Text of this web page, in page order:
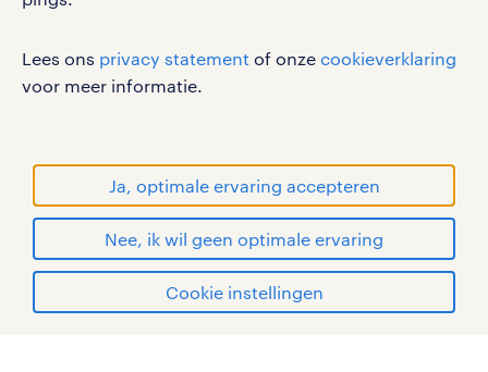
Lees ons privacy statement of onze cookieverklaring
voor meer informatie.
Ja, optimale ervaring accepteren
Nee, ik wil geen optimale ervaring
Cookie instellingen
RANDSTAD, HUMAN FORWARD en SHAPING THE
WORLD OF WORK zijn geregistreerde